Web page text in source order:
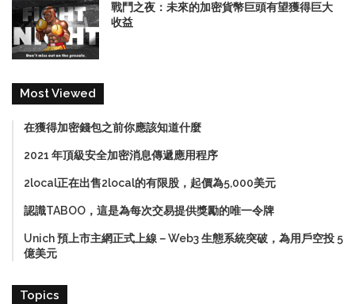
戰鬥之夜：未來的加密貨幣巨頭有望獲得巨大
收益
Most Viewed
在獲得加密錢包之前你應該知道什麼
2021 年頂級安全加密消息傳遞應用程序
2local正在出售2local的有限股，起價為5,000美元
認識TABOO，這是為每次交易提供獎勵的唯一令牌
Unich 預上市主網正式上線－Web3 生態系統突破，為用戶空投 5
億美元
Topics